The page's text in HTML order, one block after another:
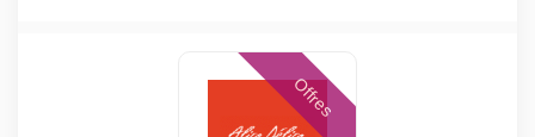
Offres